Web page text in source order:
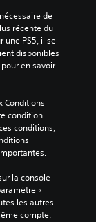
de
récente du
une PS5, il se
disponibles
en savoir
Conditions
condition
conditions,
la console
«
les autres
compte.